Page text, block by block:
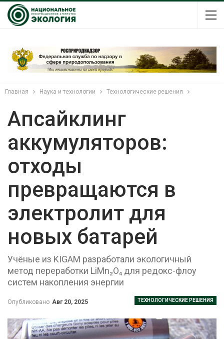
Главная Наука и технологии Технологические решения
Апсайклинг
аккумуляторов:
отходы
превращаются в
электролит для
новых батарей
Учёные из KIGAM разработали экологичный
метод переработки LiMn₂O₄ для редокс-флоу
систем накопления энергии
ТЕХНОЛОГИЧЕСКИЕ РЕШЕНИЯ
Опубликовано Авг 20, 2025